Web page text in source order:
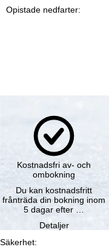
Opistade nedfarter:
Kostnadsfri av- och
ombokning
Du kan kostnadsfritt
frånträda din bokning inom
5 dagar efter …
Detaljer
Säkerhet: